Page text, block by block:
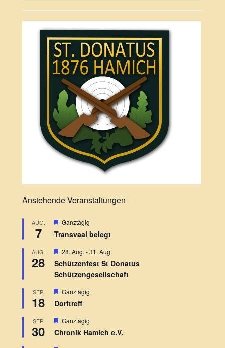
Anstehende Veranstaltungen
AUG.
7
H
r
o
r
g
e
o
b
n
Ganztägig
Transvaal belegt
AUG.
28
H
e
r
v
r
e
o
b
28. Aug. -31. Aug.
Schützenfest St Donatus
Schützengesellschaft
SEP.
18
H
r
o
r
Ganztägig
Dorftreff
SEP.
30
H
r
Ganztägig
Chronik Hamich e.V.